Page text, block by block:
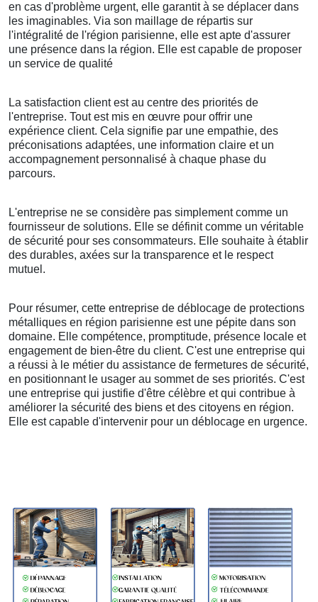
en cas d'problème urgent, elle garantit à se déplacer dans
les imaginables. Via son maillage de répartis sur
l'intégralité de l'région parisienne, elle est apte d'assurer
une présence dans la région. Elle est capable de proposer
un service de qualité
La satisfaction client est au centre des priorités de
l'entreprise. Tout est mis en œuvre pour offrir une
expérience client. Cela signifie par une empathie, des
préconisations adaptées, une information claire et un
accompagnement personnalisé à chaque phase du
parcours.
L'entreprise ne se considère pas simplement comme un
fournisseur de solutions. Elle se définit comme un véritable
de sécurité pour ses consommateurs. Elle souhaite à établir
des durables, axées sur la transparence et le respect
mutuel.
Pour résumer, cette entreprise de déblocage de protections
métalliques en région parisienne est une pépite dans son
domaine. Elle compétence, promptitude, présence locale et
engagement de bien-être du client. C'est une entreprise qui
a réussi à le métier du assistance de fermetures de sécurité,
en positionnant le usager au sommet de ses priorités. C'est
une entreprise qui justifie d'être célèbre et qui contribue à
améliorer la sécurité des biens et des citoyens en région.
Elle est capable d'intervenir pour un déblocage en urgence.